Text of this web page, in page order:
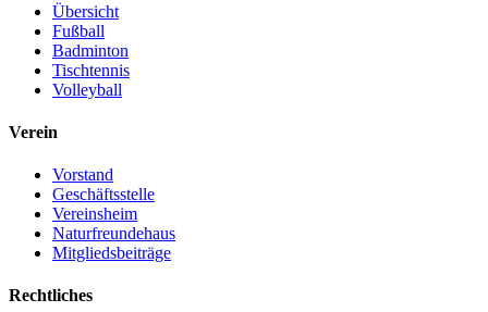
Übersicht
Fußball
Badminton
Tischtennis
Volleyball
Verein
Vorstand
Geschäftsstelle
Vereinsheim
Naturfreundehaus
Mitgliedsbeiträge
Rechtliches